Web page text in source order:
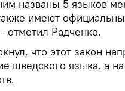
названы 5 языков
имеют
отметил Радченко.
что этот закон
шведского языка, а